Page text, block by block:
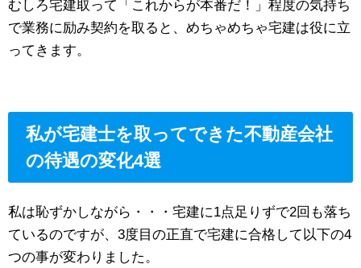
むしろ宅建取って「これからが本番だ！」程度の気持ち
で業務に励み契約を取ると、めちゃめちゃ宅建は役に立
ってきます。
私が宅建士を取ってできた不動産会社
の待遇の変化4選
私は恥ずかしながら・・・宅建に1点足りずで2回も落ち
ているのですが、3度目の正直で宅建に合格して以下の4
つの事が変わりました。